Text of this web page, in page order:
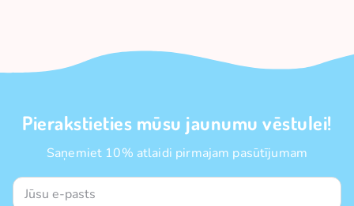
Pierakstieties mūsu jaunumu vēstulei!
Saņemiet 10% atlaidi pirmajam pasūtījumam